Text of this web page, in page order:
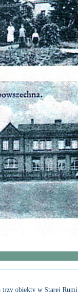
trzy obiekty w Starej Rumi